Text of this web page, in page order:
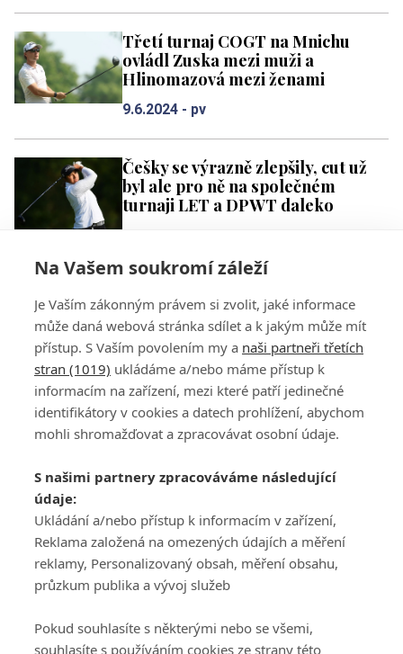
Na Vašem soukromí záleží
Je Vaším zákonným právem si zvolit, jaké informace
může daná webová stránka sdílet a k jakým může mít
přístup. S Vaším povolením my a naši partneři třetích
stran (1019) ukládáme a/nebo máme přístup k
informacím na zařízení, mezi které patří jedinečné
identifikátory v cookies a datech prohlížení, abychom
mohli shromažďovat a zpracovávat osobní údaje.
S našimi partnery zpracováváme následující
údaje:
Ukládání a/nebo přístup k informacím v zařízení,
Reklama založená na omezených údajích a měření
reklamy, Personalizovaný obsah, měření obsahu,
průzkum publika a vývoj služeb
Pokud souhlasíte s některými nebo se všemi,
souhlasíte s používáním cookies ze strany této
Třetí turnaj COGT na Mnichu
ovládl Zuska mezi muži a
Hlinomazová mezi ženami
9.6.2024 - pv
Češky se výrazně zlepšily, cut už
byl ale pro ně na společném
turnaji LET a DPWT daleko
85 86 87 88 89 90 91 92 93 94
Všeobecné obchodní
podmínky služby
GolfExtra.cz Premium
Podmínky zpracování
osobních údajů při
GolfExtra
ATV CZ, s.r.o.
140 00 Praha 4